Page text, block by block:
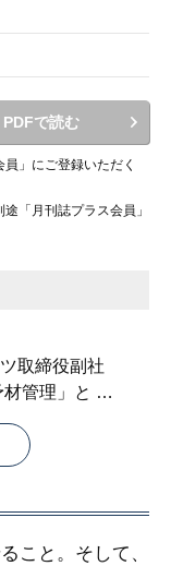
PDFで読む
」にご登録いただく
「月刊誌プラス会員」
取締役副社
管理」と …
こと。そして、